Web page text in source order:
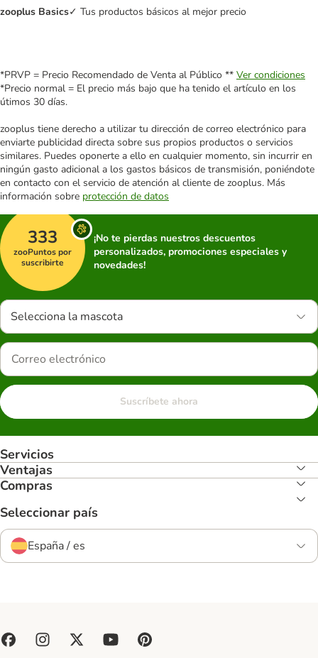
zooplus Basics✓ Tus productos básicos al mejor precio
*PRVP = Precio Recomendado de Venta al Público ** Ver condiciones
*Precio normal = El precio más bajo que ha tenido el artículo en los
útimos 30 días.
zooplus tiene derecho a utilizar tu dirección de correo electrónico para
enviarte publicidad directa sobre sus propios productos o servicios
similares. Puedes oponerte a ello en cualquier momento, sin incurrir en
ningún gasto adicional a los gastos básicos de transmisión, poniéndote
en contacto con el servicio de atención al cliente de zooplus. Más
información sobre protección de datos
333
zooPuntos por
suscribirte
¡No te pierdas nuestros descuentos
personalizados, promociones especiales y
novedades!
Selecciona la mascota
Suscríbete ahora
Servicios
Ventajas
Compras
Seleccionar país
España / es